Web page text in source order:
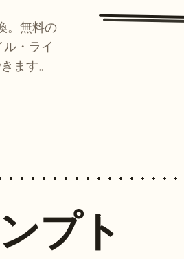
。無料の
・ライ
ます。
プト